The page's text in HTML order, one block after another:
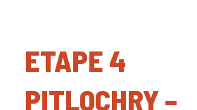
ETAPE 4
PITLOCHRY –